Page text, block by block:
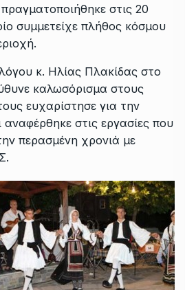
στις 20
συμμετείχε πλήθος κόσμου
κ. Ηλίας Πλακίδας στο
καλωσόρισμα στους
ευχαρίστησε για την
αναφέρθηκε στις εργασίες που
περασμένη χρονιά με